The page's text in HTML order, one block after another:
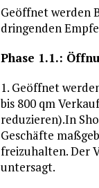
Geöffnet werden
dringenden
Phase 1.1.:
1. Geöffnet
bis 800 qm
reduzieren).In
Geschäfte
freizuhalten. Der
untersagt.